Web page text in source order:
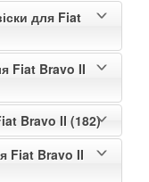
для Fiat
Fiat Bravo II
Bravo II (182)
Fiat Bravo II